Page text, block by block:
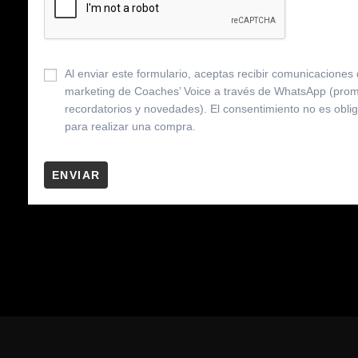
Al enviar este formulario, aceptas recibir comunicaciones
marketing de Coaches’ Voice a través de WhatsApp
recordatorios y novedades). El consentimiento no es
para realizar una compra.
ENVIAR